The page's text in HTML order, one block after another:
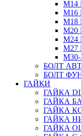
М14
М16
М18
М20
М24
М27
М30-
БОЛТ
БОЛТ
ГАЙКИ
ГАЙКА
ГАЙКА
ГАЙКА
ГАЙКА
ГАЙКА